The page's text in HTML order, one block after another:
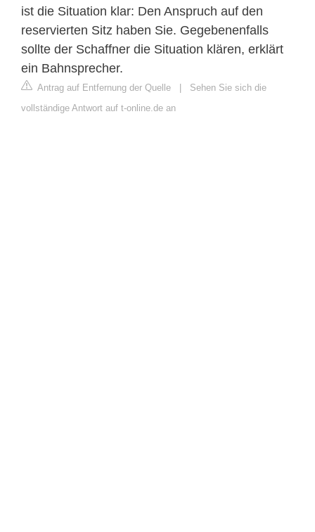
ist die Situation klar: Den Anspruch auf den
reservierten Sitz haben Sie. Gegebenenfalls
sollte der Schaffner die Situation klären, erklärt
ein Bahnsprecher.
Antrag auf Entfernung der Quelle | Sehen Sie sich die
vollständige Antwort auf t-online.de an